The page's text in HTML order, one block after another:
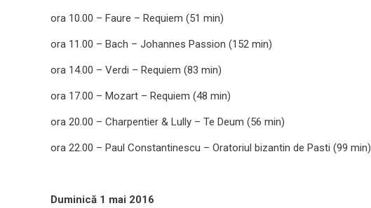
ora 10.00 – Faure – Requiem (51 min)
ora 11.00 – Bach – Johannes Passion (152 min)
ora 14.00 – Verdi – Requiem (83 min)
ora 17.00 – Mozart – Requiem (48 min)
ora 20.00 – Charpentier & Lully – Te Deum (56 min)
ora 22.00 – Paul Constantinescu – Oratoriul bizantin de Pasti (99 min)
Duminică 1 mai 2016